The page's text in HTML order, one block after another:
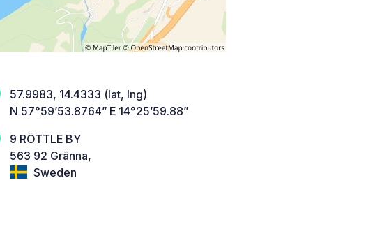
57.9983, 14.4333 (lat, lng)
N 57°59’53.8764” E 14°25’59.88”
9 RÖTTLE BY
563 92 Gränna,
Sweden